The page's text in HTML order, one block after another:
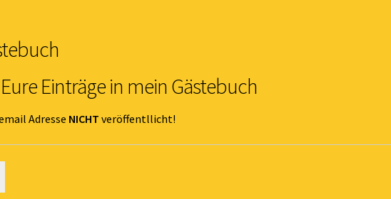
Einträge in mein Gästebuch
Adresse NICHT veröffentllicht!